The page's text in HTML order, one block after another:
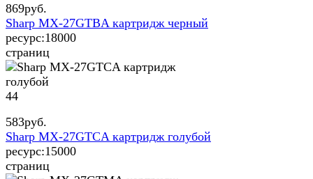
869руб.
Sharp MX-27GTBA картридж черный
ресурс:18000
страниц
44
583руб.
Sharp MX-27GTCA картридж голубой
ресурс:15000
страниц